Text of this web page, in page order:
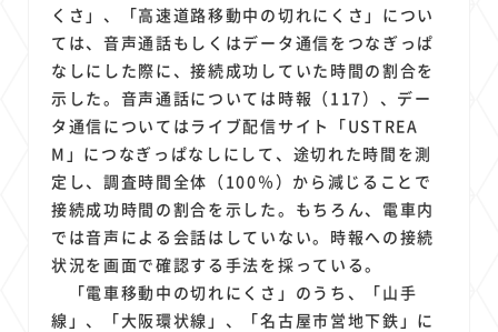
くさ」、「高速道路移動中の切れにくさ」につい
ては、音声通話もしくはデータ通信をつなぎっぱ
なしにした際に、接続成功していた時間の割合を
示した。音声通話については時報（117）、デー
タ通信についてはライブ配信サイト「USTREA
M」につなぎっぱなしにして、途切れた時間を測
定し、調査時間全体（100％）から減じることで
接続成功時間の割合を示した。もちろん、電車内
では音声による会話はしていない。時報への接続
状況を画面で確認する手法を採っている。
「電車移動中の切れにくさ」のうち、「山手
線」、「大阪環状線」、「名古屋市営地下鉄」に